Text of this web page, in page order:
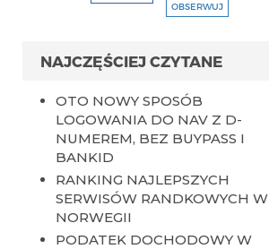
OBSERWUJ
NAJCZĘŚCIEJ CZYTANE
OTO NOWY SPOSÓB
LOGOWANIA DO NAV Z D-
NUMEREM, BEZ BUYPASS I
BANKID
RANKING NAJLEPSZYCH
SERWISÓW RANDKOWYCH W
NORWEGII
PODATEK DOCHODOWY W